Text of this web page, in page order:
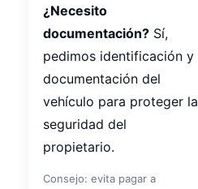
¿Necesito
documentación? Sí,
pedimos identificación y
documentación del
vehículo para proteger la
seguridad del
propietario.
Consejo: evita pagar a